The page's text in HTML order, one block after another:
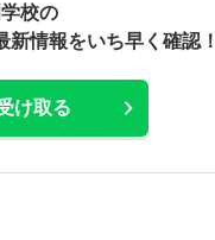
校の
新情報をいち早く確認！
け取る